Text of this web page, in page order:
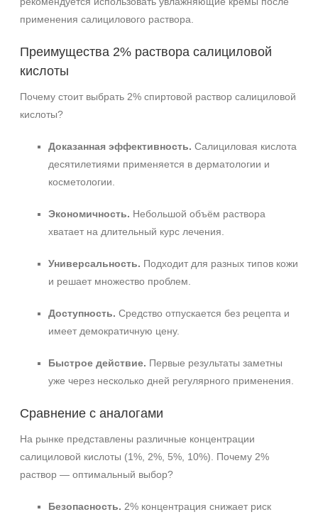
применения салицилового раствора.
Преимущества 2% раствора салициловой
кислоты
Почему стоит выбрать 2% спиртовой раствор салициловой
кислоты?
Доказанная эффективность. Салициловая кислота
десятилетиями применяется в дерматологии и
косметологии.
Экономичность. Небольшой объём раствора
хватает на длительный курс лечения.
Универсальность. Подходит для разных типов кожи
и решает множество проблем.
Доступность. Средство отпускается без рецепта и
имеет демократичную цену.
Быстрое действие. Первые результаты заметны
уже через несколько дней регулярного применения.
Сравнение с аналогами
На рынке представлены различные концентрации
салициловой кислоты (1%, 2%, 5%, 10%). Почему 2%
раствор — оптимальный выбор?
Безопасность. 2% концентрация снижает риск